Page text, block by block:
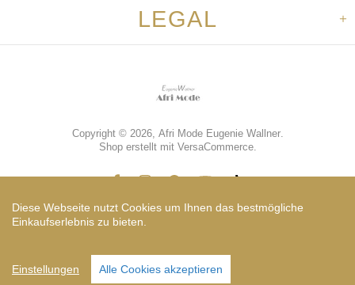
LEGAL
Copyright © 2026, Afri Mode Eugenie Wallner.
Shop erstellt mit VersaCommerce.
Diese Webseite nutzt Cookies um Ihnen das bestmögliche
Einkaufserlebnis zu bieten.
Einstellungen Alle Cookies akzeptieren